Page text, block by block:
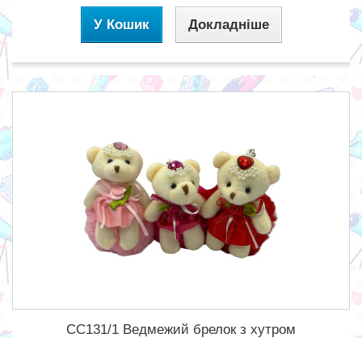
У Кошик Докладніше
CC131/1 Ведмежий брелок з хутром